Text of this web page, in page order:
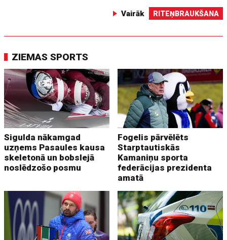
Vairāk RITEŅBRAUKŠANA
ZIEMAS SPORTS
Sigulda nākamgad
uzņems Pasaules kausa
skeletonā un bobslejā
noslēdzošo posmu
Fogelis pārvēlēts
Starptautiskās
Kamaniņu sporta
federācijas prezidenta
amatā